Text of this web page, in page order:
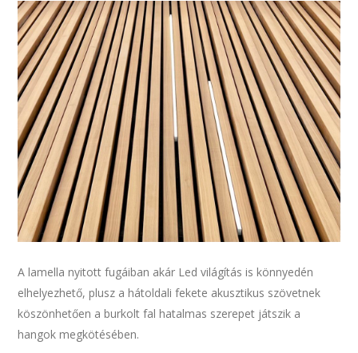
A lamella nyitott fugáiban akár Led világítás is könnyedén
elhelyezhető, plusz a hátoldali fekete akusztikus szövetnek
köszönhetően a burkolt fal hatalmas szerepet játszik a
hangok megkötésében.